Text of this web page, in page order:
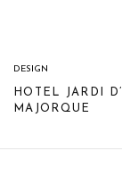
DESIGN
HOTEL JARDI
MAJORQUE